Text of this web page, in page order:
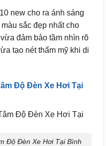
new cho ra ánh sáng
sắc đẹp nhất cho
đảm bảo tầm nhìn rõ
tạo nét thẩm mỹ khi di
Độ Đèn Xe Hơi Tại
Độ Đèn Xe Hơi Tại Bình